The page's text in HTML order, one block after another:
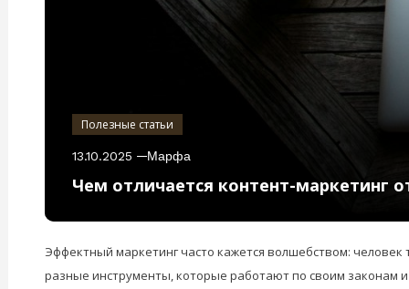
Полезные статьи
13.10.2025 Марфа
Чем отличается контент-маркетинг
Эффектный маркетинг часто кажется волшебством:
разные инструменты, которые работают по своим законам